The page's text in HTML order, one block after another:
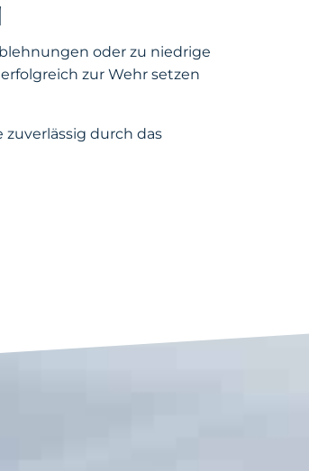
oder zu niedrige
zur Wehr setzen
durch das